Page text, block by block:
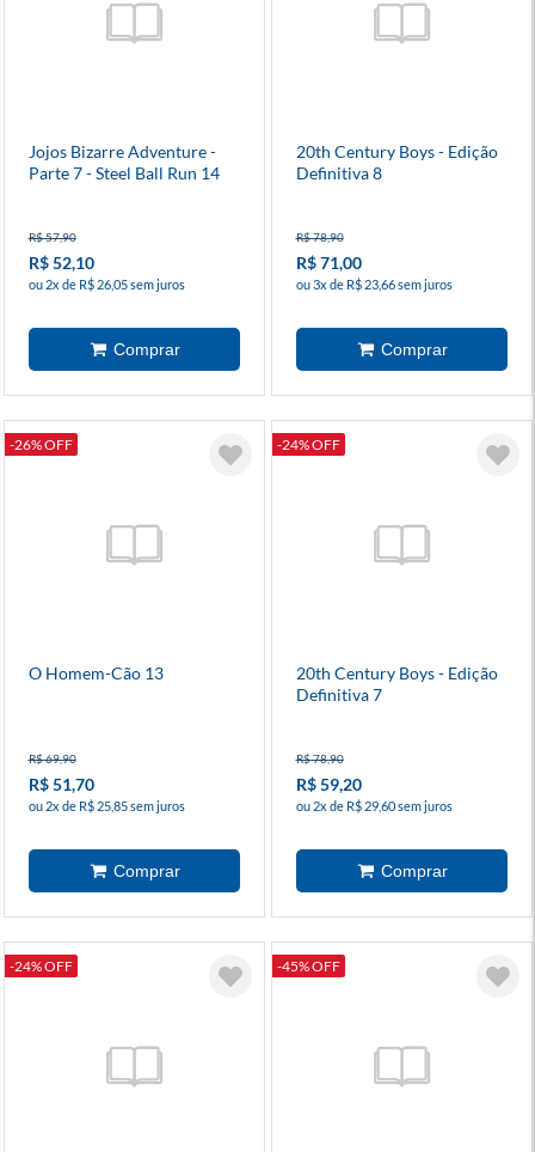
Jojos Bizarre Adventure -
Parte 7 - Steel Ball Run 14
R$ 57,90
R$ 52,10
ou 2x de R$ 26,05 sem juros
20th Century Boys - Edição
Definitiva 8
R$ 78,90
R$ 71,00
ou 3x de R$ 23,66 sem juros
-26% OFF
O Homem-Cão 13
R$ 69,90
R$ 51,70
ou 2x de R$ 25,85 sem juros
-24% OFF
20th Century Boys - Edição
Definitiva 7
R$ 78,90
R$ 59,20
ou 2x de R$ 29,60 sem juros
-24% OFF -45% OFF